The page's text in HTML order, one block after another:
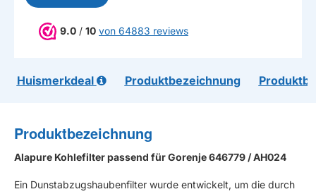
9.0 / 10 von 64883 reviews
Huismerkdeal Produktbezeichnung
Produktbezeichnung
Alapure Kohlefilter passend für Gorenje 646779 / AH024
Ein Dunstabzugshaubenfilter wurde entwickelt, um die durch